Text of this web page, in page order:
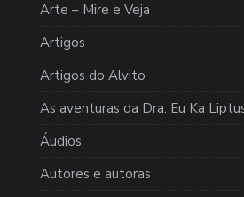
Arte – Mire e Veja
Artigos
Artigos do Alvito
As aventuras da Dra. Eu Ka
Áudios
Autores e autoras